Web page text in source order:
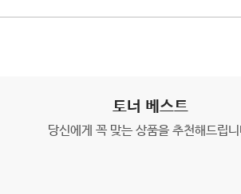
토너 베스트
당신에게 꼭 맞는 상품을 추천해드립니